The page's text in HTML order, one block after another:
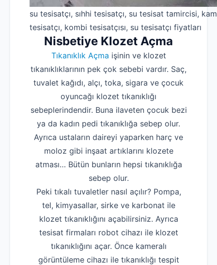
su tesisatçı, sıhhi tesisatçı, su tesisat tamircisi,
tesisatçı, kombi tesisatçısı, su tesisatçı fiyatları
Nisbetiye Klozet Açma
Tıkanıklık Açma işinin ve klozet
tıkanıklıklarının pek çok sebebi vardır. Saç,
tuvalet kağıdı, alçı, toka, sigara ve çocuk
oyuncağı klozet tıkanıklığı
sebeplerindendir. Buna ilaveten çocuk bezi
ya da kadın pedi tıkanıklığa sebep olur.
Ayrıca ustaların daireyi yaparken harç ve
moloz gibi inşaat artıklarını klozete
atması… Bütün bunların hepsi tıkanıklığa
sebep olur.
Peki tıkalı tuvaletler nasıl açılır? Pompa,
tel, kimyasallar, sirke ve karbonat ile
klozet tıkanıklığını açabilirsiniz. Ayrıca
tesisat firmaları robot cihazı ile klozet
tıkanıklığını açar. Önce kameralı
görüntüleme cihazı ile tıkanıklığı tespit